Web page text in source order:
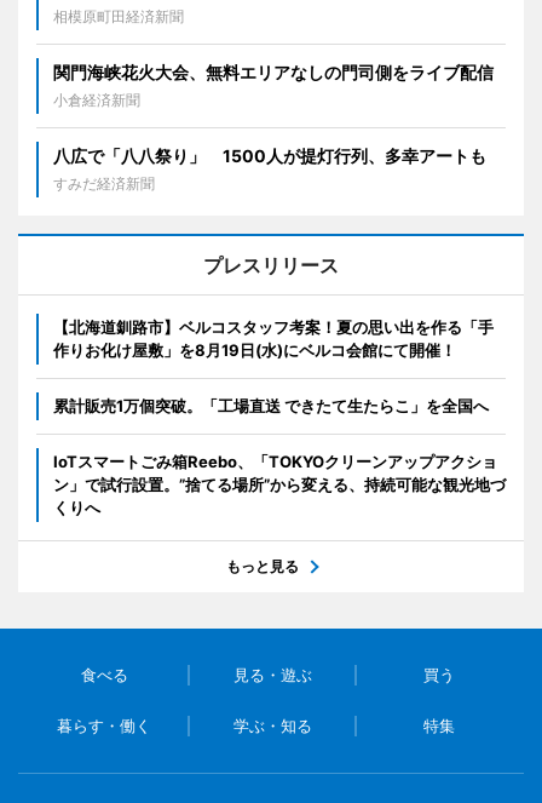
相模原町田経済新聞
関門海峡花火大会、無料エリアなしの門司側をライブ配信
小倉経済新聞
八広で「八八祭り」 1500人が提灯行列、多幸アートも
すみだ経済新聞
プレスリリース
【北海道釧路市】ベルコスタッフ考案！夏の思い出を作る「手
作りお化け屋敷」を8月19日(水)にベルコ会館にて開催！
累計販売1万個突破。「工場直送 できたて生たらこ」を全国へ
IoTスマートごみ箱Reebo、「TOKYOクリーンアップアクショ
ン」で試行設置。”捨てる場所”から変える、持続可能な観光地づ
くりへ
もっと見る
食べる 見る・遊ぶ 買う
暮らす・働く 学ぶ・知る 特集